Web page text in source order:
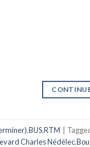
,BUS,RTM
Charles Nédélec,